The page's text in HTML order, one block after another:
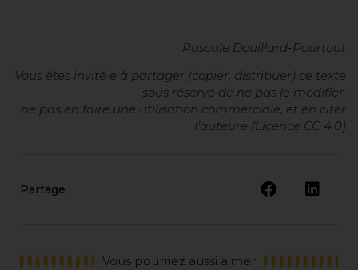
Pascale Douillard-Pourtout
Vous êtes invité·e à partager (copier, distribuer) ce texte
sous réserve de ne pas le modifier,
ne pas en faire une utilisation commerciale, et en citer
l’auteure (Licence CC 4.0)
Partage :
Vous pourriez aussi aimer